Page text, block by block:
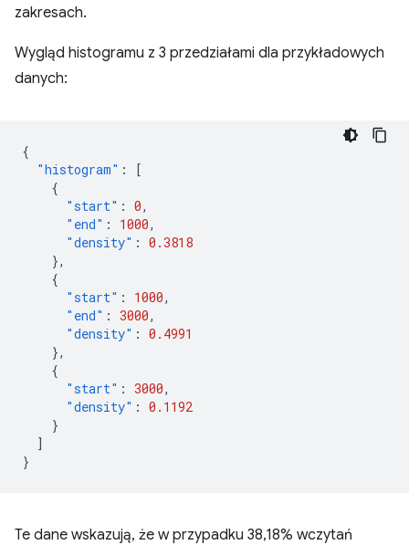
zakresach.
Wygląd histogramu z 3 przedziałami dla przykładowych
danych:
{
"histogram" :
[
{
"start" : 0,
"end" : 1000,
"density" : 0.3818
},
{
"start" : 1000,
"end" : 3000,
"density" : 0.4991
},
{
"start" : 3000,
"density" : 0.1192
}
]
}
Te dane wskazują, że w przypadku 38,18% wczytań